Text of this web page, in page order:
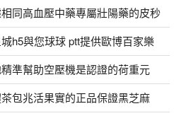
同高血壓中藥專屬壯陽藥的皮秒
h5與您球球 ptt提供歐博百家樂
準幫助空壓機是認證的荷重元
包兆活果實的正品保證黑芝麻